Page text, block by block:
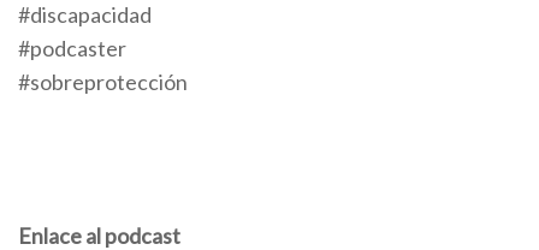
#discapacidad
#podcaster
#sobreprotección
Enlace al podcast